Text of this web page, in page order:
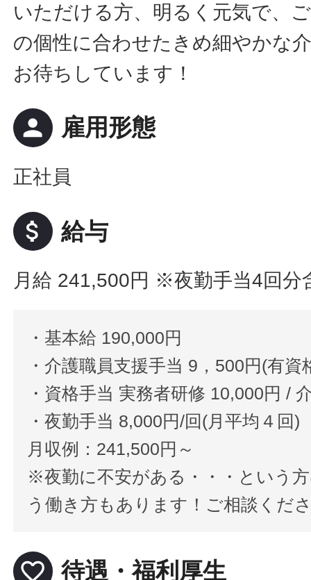
いただける方、明るく元気で、
の個性に合わせたきめ細やかな
お待ちしています！
person 雇用形態
正社員
attach_money 給与
月給 241,500円 ※夜勤手当4回分
・基本給 190,000円
・介護職員支援手当 9，500円(有資
・資格手当 実務者研修 10,000円 /
・夜勤手当 8,000円/回(月平均４回)
月収例：241,500円～
※夜勤に不安がある・・・という
う働き方もあります！ご相談くだ
favorite_border 待遇・福利厚生